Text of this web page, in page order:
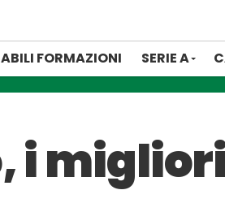
FORMAZIONI SERIE A
i